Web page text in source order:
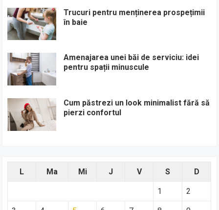
Trucuri pentru menținerea prospețimii
în baie
Amenajarea unei băi de serviciu: idei
pentru spații minuscule
Cum păstrezi un look minimalist fără să
pierzi confortul
L Ma Mi J V S D
1 2